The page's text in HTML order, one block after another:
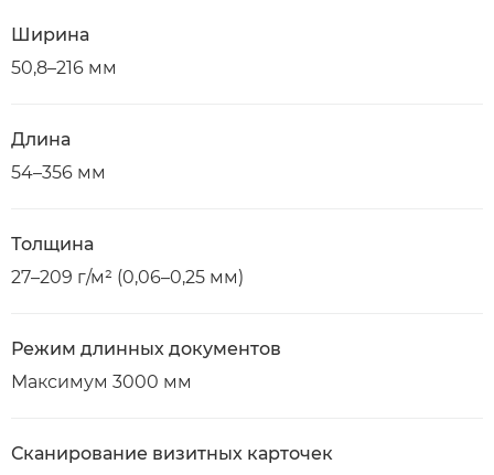
Ширина
50,8–216 мм
Длина
54–356 мм
Толщина
27–209 г/м² (0,06–0,25 мм)
Режим длинных документов
Максимум 3000 мм
Сканирование визитных карточек